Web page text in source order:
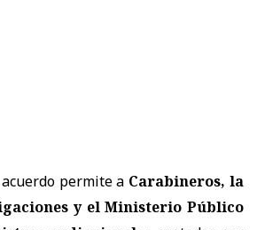
permite a Carabineros, la
y el Ministerio Público